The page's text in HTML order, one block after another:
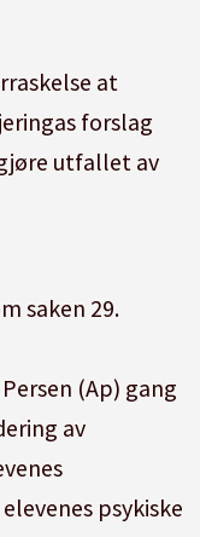
at
forslag
utfallet av
saken 29.
(Ap) gang
av
psykiske